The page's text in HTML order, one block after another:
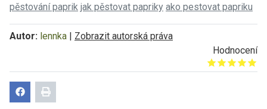
pěstování paprik jak pěstovat papriky ako pestovat papriku
Autor: lennka | Zobrazit autorská práva
Hodnocení
Give it 1/5
Give it 2/5
Give it 3/5
Give it 4/5
Give it 5/5